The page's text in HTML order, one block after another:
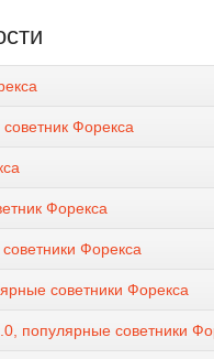
Форекса
Форекса
Форекса
советники Форекса
популярные советники